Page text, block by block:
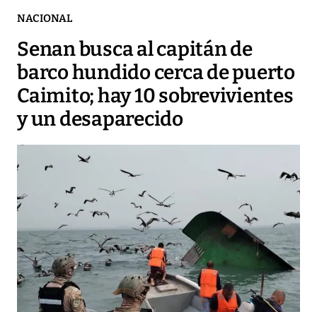
NACIONAL
Senan busca al capitán de
barco hundido cerca de puerto
Caimito; hay 10 sobrevivientes
y un desaparecido